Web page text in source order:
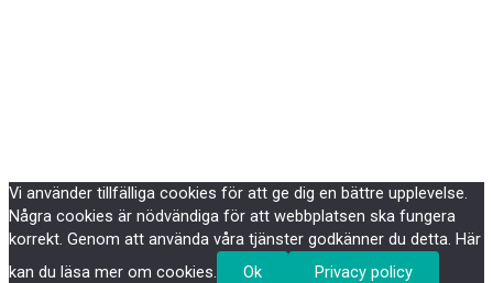
Vi använder tillfälliga cookies för att ge dig en bättre upplevelse.
Några cookies är nödvändiga för att webbplatsen ska fungera
korrekt. Genom att använda våra tjänster godkänner du detta. Här
kan du läsa mer om cookies.
Ok Privacy policy